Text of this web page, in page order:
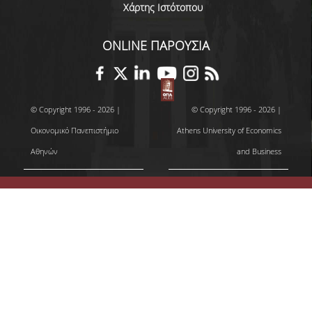
ΠΡΟΚΗΡΥΞΕΙΣ
ΠΡΟΚΗΡΥΞΕΙΣ ΑΠΟΚΤΗΣΗΣ ΑΚΑΔΗΜΑΪΚΗΣ
ΕΠΙΚΟΙΝΩΝΙΑ
Χάρτης Ιστότοπου
ONLINE ΠΑΡΟΥΣΙΑ
© Copyright 1996 - 2026 |
Οικονομικό Πανεπιστήμιο
Αθηνών
© Copyright 1996 - 2026 |
Athens University of Economics
and Business